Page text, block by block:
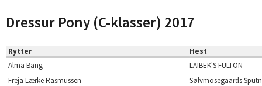
Dressur Pony (C-klasser) 2017
Rytter
Hest
Alma Bang
LAIBEK'S FULTON
Freja Lærke Rasmussen
Sølvmosegaards